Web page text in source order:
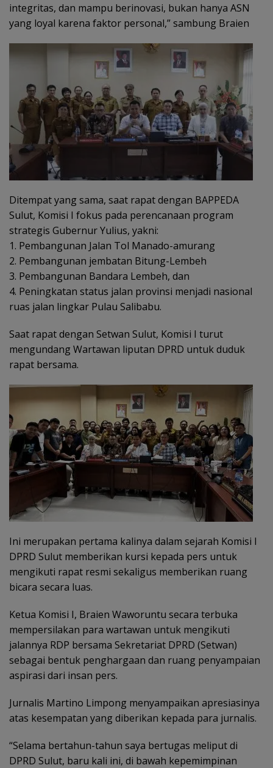
integritas, dan mampu berinovasi, bukan hanya ASN
yang loyal karena faktor personal,” sambung Braien
Ditempat yang sama, saat rapat dengan BAPPEDA
Sulut, Komisi I fokus pada perencanaan program
strategis Gubernur Yulius, yakni:
1. Pembangunan Jalan Tol Manado-amurang
2. Pembangunan jembatan Bitung-Lembeh
3. Pembangunan Bandara Lembeh, dan
4. Peningkatan status jalan provinsi menjadi nasional
ruas jalan lingkar Pulau Salibabu.
Saat rapat dengan Setwan Sulut, Komisi I turut
mengundang Wartawan liputan DPRD untuk duduk
rapat bersama.
Ini merupakan pertama kalinya dalam sejarah Komisi I
DPRD Sulut memberikan kursi kepada pers untuk
mengikuti rapat resmi sekaligus memberikan ruang
bicara secara luas.
Ketua Komisi I, Braien Waworuntu secara terbuka
mempersilakan para wartawan untuk mengikuti
jalannya RDP bersama Sekretariat DPRD (Setwan)
sebagai bentuk penghargaan dan ruang penyampaian
aspirasi dari insan pers.
Jurnalis Martino Limpong menyampaikan apresiasinya
atas kesempatan yang diberikan kepada para jurnalis.
“Selama bertahun-tahun saya bertugas meliput di
DPRD Sulut, baru kali ini, di bawah kepemimpinan